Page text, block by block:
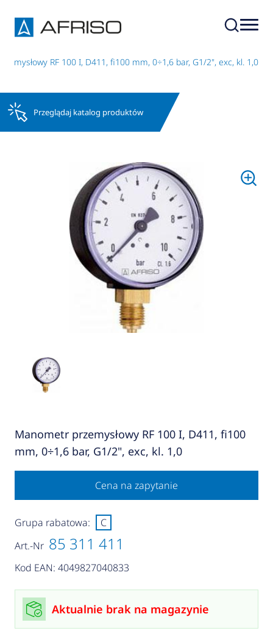
RF 100 I, D411, fi100 mm, 0÷1,6 bar, G1/2", exc, kl. 1,0
Przeglądaj katalog produktów
Manometr przemysłowy RF 100 I, D411, fi100
mm, 0÷1,6 bar, G1/2", exc, kl. 1,0
Cena na zapytanie
Art.-Nr 85 311 411
Kod EAN: 4049827040833
Grupa rabatowa: C
Aktualnie brak na magazynie